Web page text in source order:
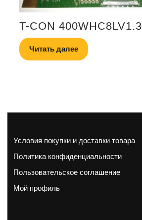
T-CON 400WHC8LV1.3
Читать далее
Условия покупки и доставки товара
Политика конфиденциальности
Пользовательское соглашение
Мой профиль